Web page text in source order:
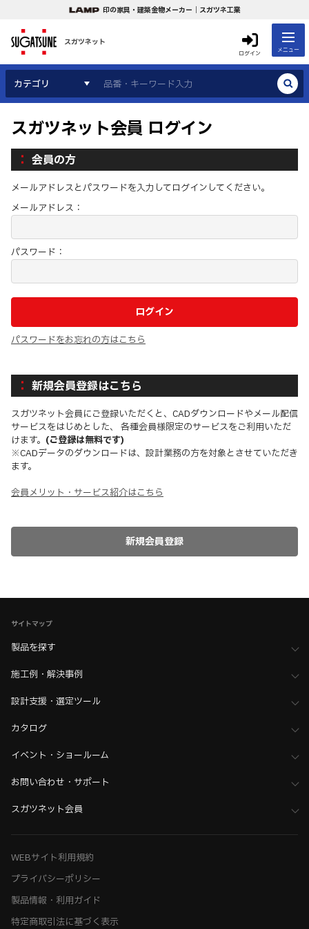
印の家具・建築金物メーカー｜スガツネ工業
スガツネット
ログイン メニュー
カテゴリ
スガツネット会員 ログイン
会員の方
メールアドレスとパスワードを入力してログインしてください。
メールアドレス：
パスワード：
パスワードをお忘れの方はこちら
新規会員登録はこちら
スガツネット会員にご登録いただくと、CADダウンロードやメール配信
サービスをはじめとした、 各種会員様限定のサービスをご利用いただ
けます。 (ご登録は無料です)
※CADデータのダウンロードは、設計業務の方を対象とさせていただき
ます。
会員メリット・サービス紹介はこちら
サイトマップ
製品を探す
施工例・解決事例
設計支援・選定ツール
カタログ
イベント・ショールーム
お問い合わせ・サポート
スガツネット会員
WEBサイト利用規約
プライバシーポリシー
製品情報・利用ガイド
特定商取引法に基づく表示